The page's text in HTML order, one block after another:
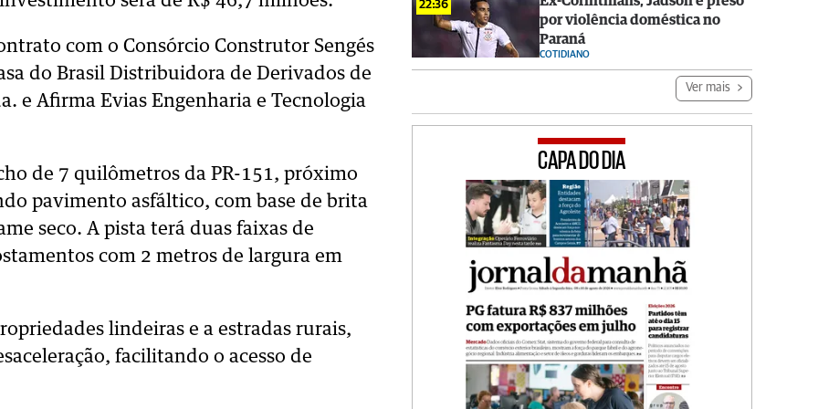
com o Consórcio Construtor Sengés
do Brasil Distribuidora de Derivados de
e Afirma Evias Engenharia e Tecnologia
de 7 quilômetros da PR-151, próximo
pavimento asfáltico, com base de brita
seco. A pista terá duas faixas de
com 2 metros de largura em
lindeiras e a estradas rurais,
facilitando o acesso de
22:36
por violência doméstica no
Paraná
COTIDIANO
Ver mais
CAPA DO DIA